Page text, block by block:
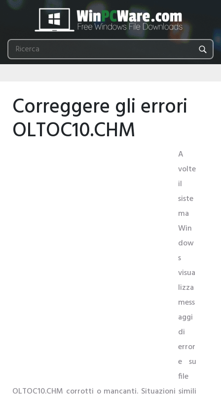
Correggere gli errori
OLTOC10.CHM
A
volte
il
siste
ma
Win
dow
s
visua
lizza
mess
aggi
di
error
e su
file
OLTOC10.CHM corrotti o mancanti. Situazioni simili